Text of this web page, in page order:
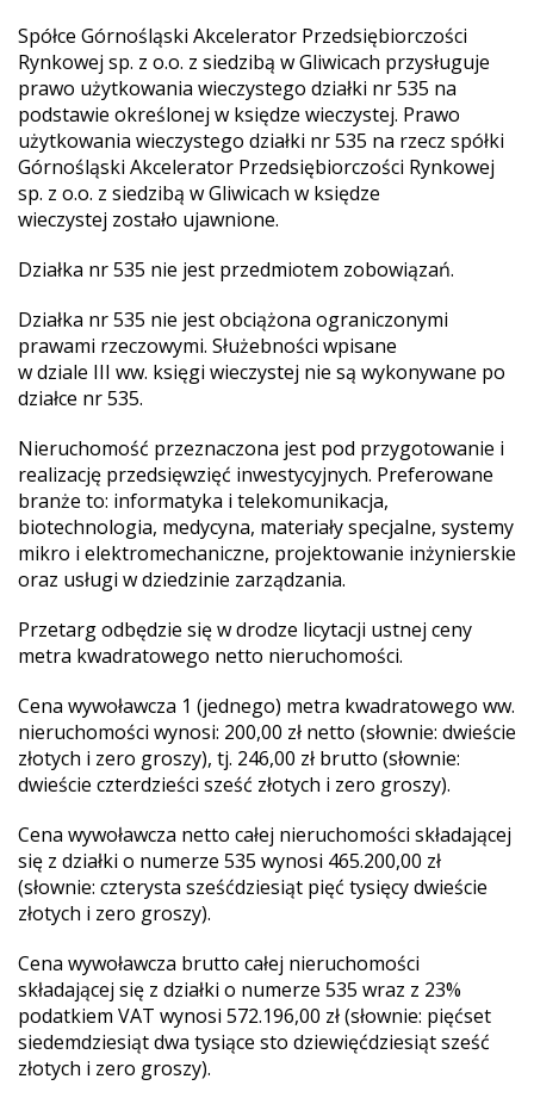
Spółce Górnośląski Akcelerator Przedsiębiorczości
Rynkowej sp. z o.o. z siedzibą w Gliwicach przysługuje
prawo użytkowania wieczystego działki nr 535 na
podstawie określonej w księdze wieczystej. Prawo
użytkowania wieczystego działki nr 535 na rzecz spółki
Górnośląski Akcelerator Przedsiębiorczości Rynkowej
sp. z o.o. z siedzibą w Gliwicach w księdze
wieczystej zostało ujawnione.
Działka nr 535 nie jest przedmiotem zobowiązań.
Działka nr 535 nie jest obciążona ograniczonymi
prawami rzeczowymi. Służebności wpisane
w dziale III ww. księgi wieczystej nie są wykonywane po
działce nr 535.
Nieruchomość przeznaczona jest pod przygotowanie i
realizację przedsięwzięć inwestycyjnych. Preferowane
branże to: informatyka i telekomunikacja,
biotechnologia, medycyna, materiały specjalne, systemy
mikro i elektromechaniczne, projektowanie inżynierskie
oraz usługi w dziedzinie zarządzania.
Przetarg odbędzie się w drodze licytacji ustnej ceny
metra kwadratowego netto nieruchomości.
Cena wywoławcza 1 (jednego) metra kwadratowego ww.
nieruchomości wynosi: 200,00 zł netto (słownie: dwieście
złotych i zero groszy), tj. 246,00 zł brutto (słownie:
dwieście czterdzieści sześć złotych i zero groszy).
Cena wywoławcza netto całej nieruchomości składającej
się z działki o numerze 535 wynosi 465.200,00 zł
(słownie: czterysta sześćdziesiąt pięć tysięcy dwieście
złotych i zero groszy).
Cena wywoławcza brutto całej nieruchomości
składającej się z działki o numerze 535 wraz z 23%
podatkiem VAT wynosi 572.196,00 zł (słownie: pięćset
siedemdziesiąt dwa tysiące sto dziewięćdziesiąt sześć
złotych i zero groszy).